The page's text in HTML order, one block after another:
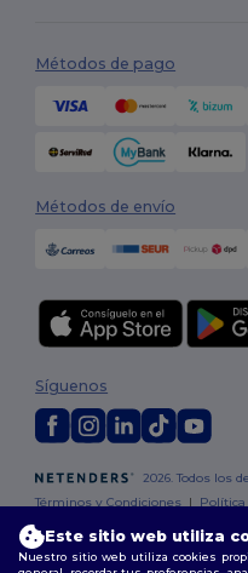
Métodos de pago
Métodos de envío
2026. Todos los
Términos y Condiciones |
Síguenos
Este sitio web utiliza
Nuestro sitio web utiliza cookies